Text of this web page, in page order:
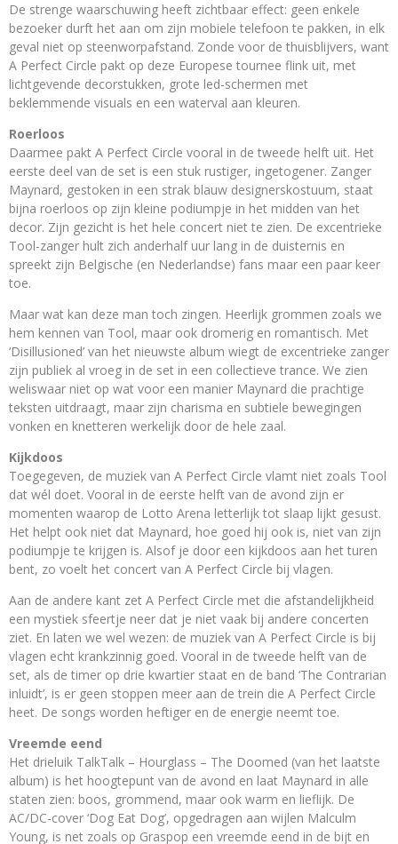
De strenge waarschuwing heeft zichtbaar effect: geen enkele
bezoeker durft het aan om zijn mobiele telefoon te pakken, in elk
geval niet op steenworpafstand. Zonde voor de thuisblijvers, want
A Perfect Circle pakt op deze Europese tournee flink uit, met
lichtgevende decorstukken, grote led-schermen met
beklemmende visuals en een waterval aan kleuren.
Roerloos
Daarmee pakt A Perfect Circle vooral in de tweede helft uit. Het
eerste deel van de set is een stuk rustiger, ingetogener. Zanger
Maynard, gestoken in een strak blauw designerskostuum, staat
bijna roerloos op zijn kleine podiumpje in het midden van het
decor. Zijn gezicht is het hele concert niet te zien. De excentrieke
Tool-zanger hult zich anderhalf uur lang in de duisternis en
spreekt zijn Belgische (en Nederlandse) fans maar een paar keer
toe.
Maar wat kan deze man toch zingen. Heerlijk grommen zoals we
hem kennen van Tool, maar ook dromerig en romantisch. Met
‘Disillusioned’ van het nieuwste album wiegt de excentrieke zanger
zijn publiek al vroeg in de set in een collectieve trance. We zien
weliswaar niet op wat voor een manier Maynard die prachtige
teksten uitdraagt, maar zijn charisma en subtiele bewegingen
vonken en knetteren werkelijk door de hele zaal.
Kijkdoos
Toegegeven, de muziek van A Perfect Circle vlamt niet zoals Tool
dat wél doet. Vooral in de eerste helft van de avond zijn er
momenten waarop de Lotto Arena letterlijk tot slaap lijkt gesust.
Het helpt ook niet dat Maynard, hoe goed hij ook is, niet van zijn
podiumpje te krijgen is. Alsof je door een kijkdoos aan het turen
bent, zo voelt het concert van A Perfect Circle bij vlagen.
Aan de andere kant zet A Perfect Circle met die afstandelijkheid
een mystiek sfeertje neer dat je niet vaak bij andere concerten
ziet. En laten we wel wezen: de muziek van A Perfect Circle is bij
vlagen echt krankzinnig goed. Vooral in de tweede helft van de
set, als de timer op drie kwartier staat en de band ‘The Contrarian
inluidt’, is er geen stoppen meer aan de trein die A Perfect Circle
heet. De songs worden heftiger en de energie neemt toe.
Vreemde eend
Het drieluik TalkTalk – Hourglass – The Doomed (van het laatste
album) is het hoogtepunt van de avond en laat Maynard in alle
staten zien: boos, grommend, maar ook warm en lieflijk. De
AC/DC-cover ‘Dog Eat Dog’, opgedragen aan wijlen Malculm
Young, is net zoals op Graspop een vreemde eend in de bijt en